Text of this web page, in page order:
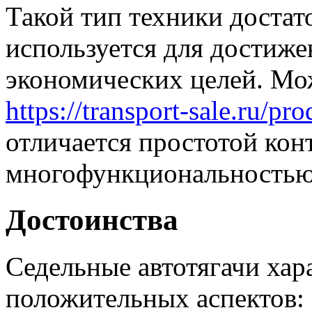
Такой тип техники
используется для
экономических целей.
https://transport-sale.ru/
отличается простотой
Достоинства
Седельные автотягачи
положительных аспектов: